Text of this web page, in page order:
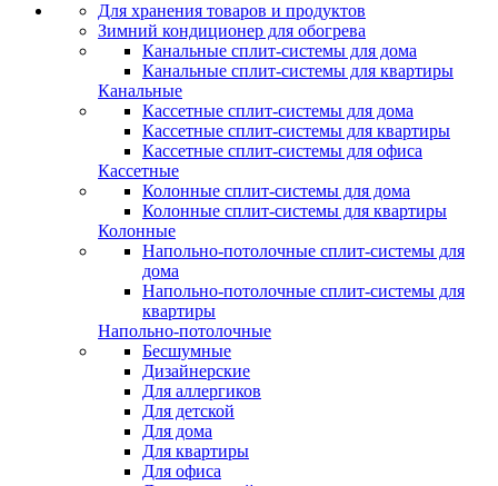
Для хранения товаров и продуктов
Зимний кондиционер для обогрева
Канальные сплит-системы для дома
Канальные сплит-системы для квартиры
Канальные
Кассетные сплит-системы для дома
Кассетные сплит-системы для квартиры
Кассетные сплит-системы для офиса
Кассетные
Колонные сплит-системы для дома
Колонные сплит-системы для квартиры
Колонные
Напольно-потолочные сплит-системы для
дома
Напольно-потолочные сплит-системы для
квартиры
Напольно-потолочные
Бесшумные
Дизайнерские
Для аллергиков
Для детской
Для дома
Для квартиры
Для офиса